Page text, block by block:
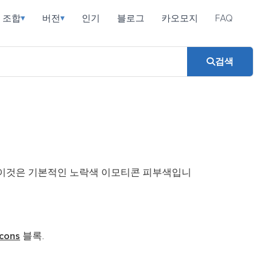
조합▾ 버전▾ 인기 블로그 카오모지 FAQ
검색
은 기본적인 노락색 이모티콘 피부색입니
블록.